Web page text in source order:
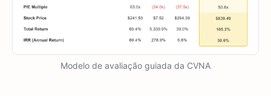
Modelo de avaliação guiada da CVNA